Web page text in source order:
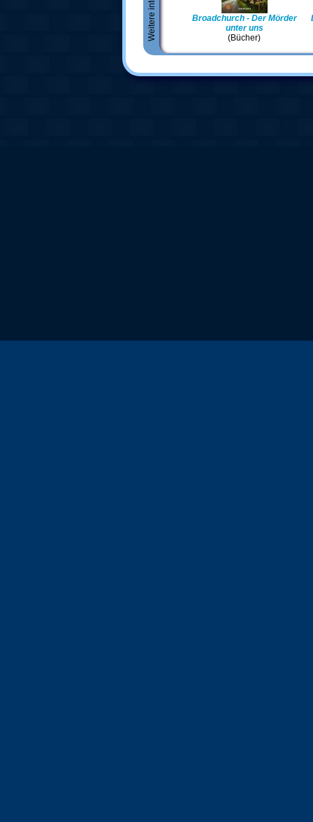
Broadchurch - Der Mörder
unter uns
(Bücher)